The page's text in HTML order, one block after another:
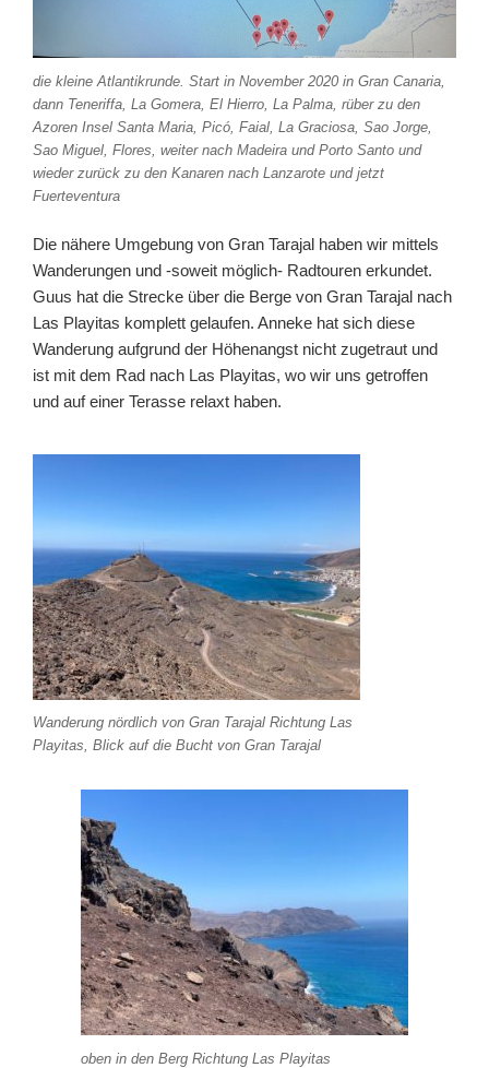
die kleine Atlantikrunde. Start in November 2020 in Gran Canaria,
dann Teneriffa, La Gomera, El Hierro, La Palma, rüber zu den
Azoren Insel Santa Maria, Picó, Faial, La Graciosa, Sao Jorge,
Sao Miguel, Flores, weiter nach Madeira und Porto Santo und
wieder zurück zu den Kanaren nach Lanzarote und jetzt
Fuerteventura
Die nähere Umgebung von Gran Tarajal haben wir mittels
Wanderungen und -soweit möglich- Radtouren erkundet.
Guus hat die Strecke über die Berge von Gran Tarajal nach
Las Playitas komplett gelaufen. Anneke hat sich diese
Wanderung aufgrund der Höhenangst nicht zugetraut und
ist mit dem Rad nach Las Playitas, wo wir uns getroffen
und auf einer Terasse relaxt haben.
Wanderung nördlich von Gran Tarajal Richtung Las
Playitas, Blick auf die Bucht von Gran Tarajal
oben in den Berg Richtung Las Playitas